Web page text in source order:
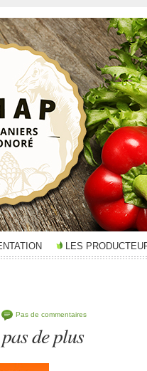
LES
Pas de commentaires
de plus